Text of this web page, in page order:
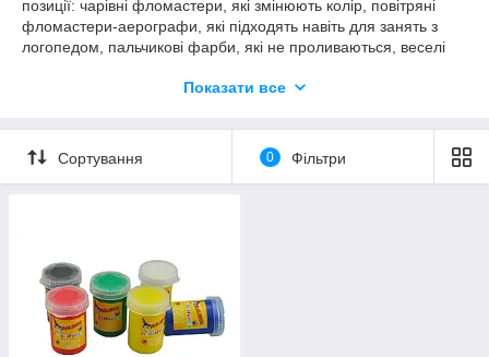
позиції: чарівні фломастери, які змінюють колір, повітряні
фломастери-аерографи, які підходять навіть для занять з
логопедом, пальчикові фарби, які не проливаються, веселі
дитячої творчості. Бренд MALINOS - це високоякісні і безпечні
Європі і відповідає суворим європейським нормам безпеки
для дітей (одним із найсуворіших у світі).
Продукція Malinos відвантажуються зі складу імпорту
У період карантину можуть бути незначні затримки!
Показати все
Сортування 0 Фільтри